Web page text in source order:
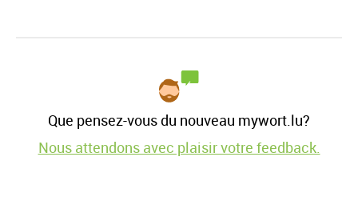
Que pensez-vous du nouveau mywort.lu?
Nous attendons avec plaisir votre feedback.